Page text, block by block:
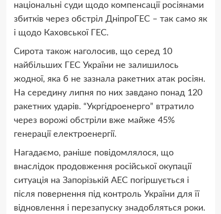
національні суди щодо компенсації росіянами
збитків через обстріл ДніпроГЕС – так само як
і щодо Каховської ГЕС.
Сирота також наголосив, що серед 10
найбільших ГЕС України не залишилось
жодної, яка б не зазнала ракетних атак росіян.
На середину липня по них завдано понад 120
ракетних ударів. “Укргідроенерго” втратило
через ворожі обстріли вже майже 45%
генерації електроенергії.
Нагадаємо, раніше повідомлялося, що
внаслідок продовження російської окупації
ситуація на Запорізькій АЕС погіршується і
після повернення під контроль України для її
відновлення і перезапуску знадобляться роки.